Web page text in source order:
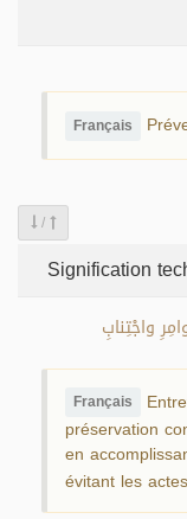
Français
/
Signification
واجْتِنابِ
Français
préservation
en
évitant les